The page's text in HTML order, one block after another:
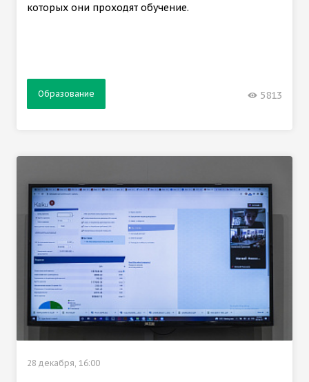
которых они проходят обучение.
Образование 5813
28 декабря, 16:00